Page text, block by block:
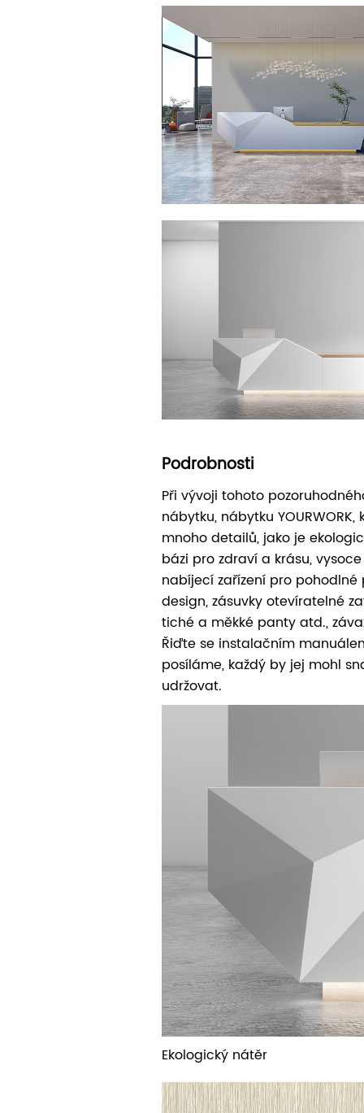
Podrobnosti
Při vývoji tohoto
nábytku, nábytku
mnoho detailů, jako je
bázi pro zdraví a krásu,
nabíjecí zařízení pro
design, zásuvky otevíratelné
tiché a měkké panty atd.,
Řiďte se instalačním
posíláme, každý by jej mohl
udržovat.
Ekologický nátěr